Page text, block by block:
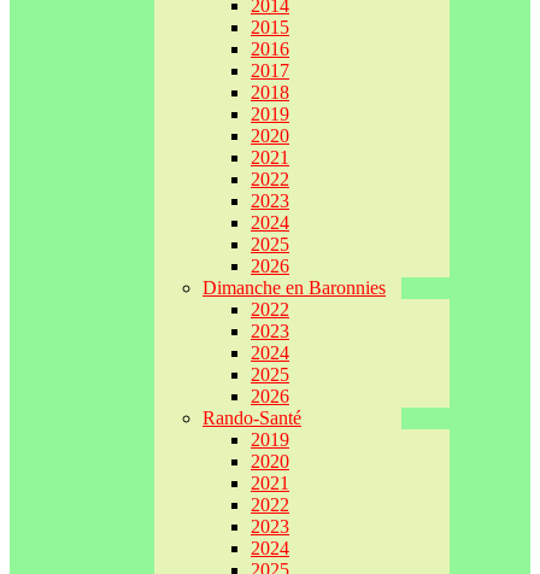
2014
2015
2016
2017
2018
2019
2020
2021
2022
2023
2024
2025
2026
Dimanche en Baronnies
2022
2023
2024
2025
2026
Rando-Santé
2019
2020
2021
2022
2023
2024
2025